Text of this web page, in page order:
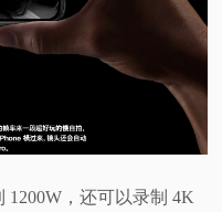
1200W，还可以录制 4K